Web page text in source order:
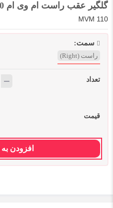
گلگیر عقب راست ام وی ام 110 قدیم
MVM 110
سمت:
راست (Right)
تعداد
قیمت
افزودن